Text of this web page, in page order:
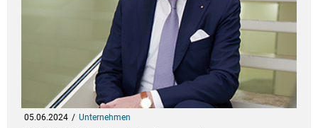
05.06.2024 Unternehmen